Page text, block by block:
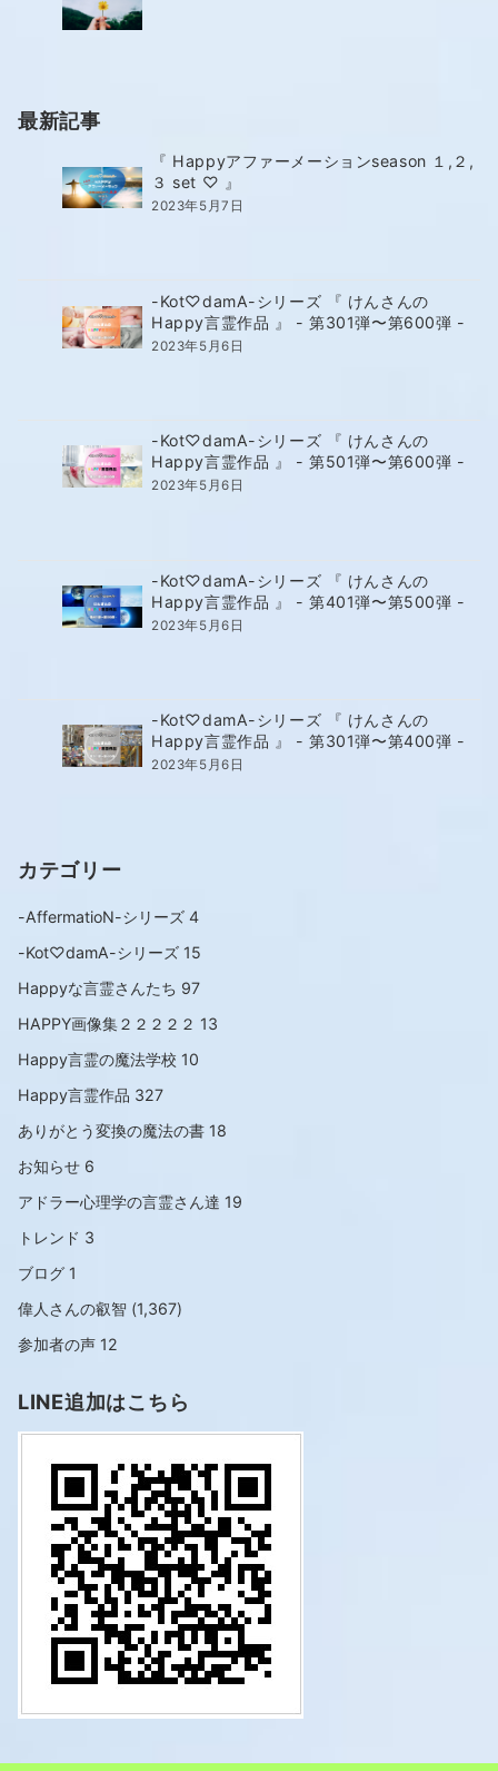
最新記事
『 Happyアファーメーションseason １,２,
３ set ♡ 』
2023年5月7日
-Kot♡damA-シリーズ 『 けんさんの
Happy言霊作品 』 - 第301弾〜第600弾 -
2023年5月6日
-Kot♡damA-シリーズ 『 けんさんの
Happy言霊作品 』 - 第501弾〜第600弾 -
2023年5月6日
-Kot♡damA-シリーズ 『 けんさんの
Happy言霊作品 』 - 第401弾〜第500弾 -
2023年5月6日
-Kot♡damA-シリーズ 『 けんさんの
Happy言霊作品 』 - 第301弾〜第400弾 -
2023年5月6日
カテゴリー
-AffermatioN-シリーズ 4
-Kot♡damA-シリーズ 15
Happyな言霊さんたち 97
HAPPY画像集２２２２２ 13
Happy言霊の魔法学校 10
Happy言霊作品 327
ありがとう変換の魔法の書 18
お知らせ 6
アドラー心理学の言霊さん達 19
トレンド 3
ブログ 1
偉人さんの叡智 (1,367)
参加者の声 12
LINE追加はこちら